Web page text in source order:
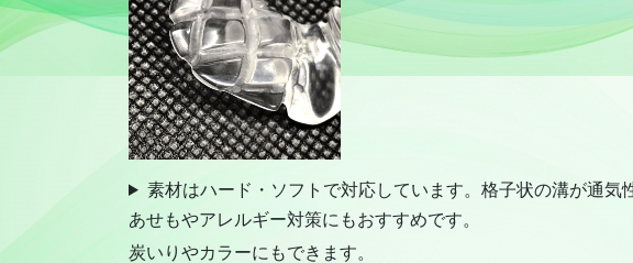
素材はハード・ソフトで対応しています。格子状の溝が通気
あせもやアレルギー対策にもおすすめです。
炭いりやカラーにもできます。